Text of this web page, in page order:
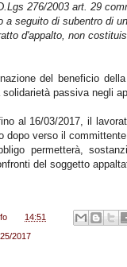
276/2003 art. 29
a seguito di subentro di
d'appalto, non
del beneficio
passiva negli
al 16/03/2017, il
dopo verso il
permetterà,
del soggetto
14:51
2017